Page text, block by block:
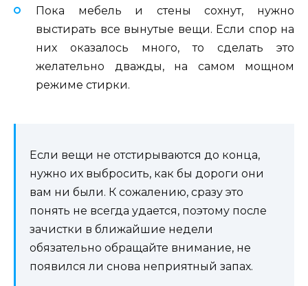
Пока мебель и стены сохнут, нужно
выстирать все вынутые вещи. Если спор на
них оказалось много, то сделать это
желательно дважды, на самом мощном
режиме стирки.
Если вещи не отстирываются до конца,
нужно их выбросить, как бы дороги они
вам ни были. К сожалению, сразу это
понять не всегда удается, поэтому после
зачистки в ближайшие недели
обязательно обращайте внимание, не
появился ли снова неприятный запах.